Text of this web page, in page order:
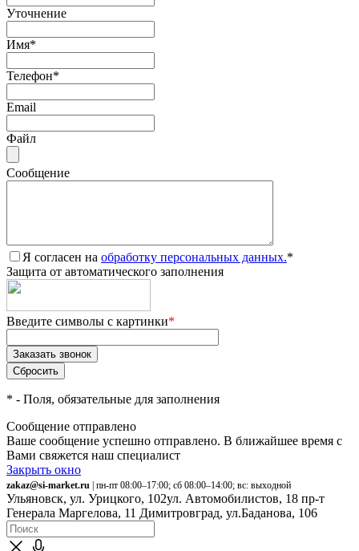
Уточнение
Имя*
Телефон*
Email
Файл
Сообщение
Я согласен на обработку персональных данных.*
Защита от автоматического заполнения
Введите символы с картинки*
* - Поля, обязательные для заполнения
Сообщение отправлено
Ваше сообщение успешно отправлено. В ближайшее время с
Вами свяжется наш специалист
Закрыть окно
zakaz@si-market.ru | пн-пт 08:00–17:00; сб 08:00–14:00; вс: выходной
Ульяновск, ул. Урицкого, 102ул. Автомобилистов, 18 пр-т
Генерала Маргелова, 11 Димитровград, ул.Баданова, 106